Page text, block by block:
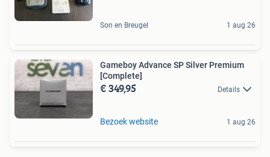
Son en Breugel 1 aug 26
Gameboy Advance SP Silver Premium
[Complete]
€ 349,95 Details
Bezoek website 1 aug 26